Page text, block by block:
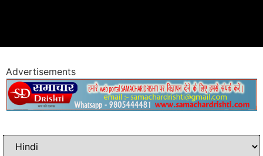
Advertisements